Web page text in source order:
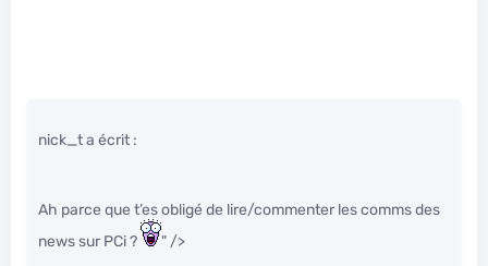
nick_t a écrit :
Ah parce que t’es obligé de lire/commenter les comms des
news sur PCi ?
" />